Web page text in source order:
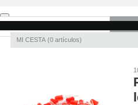
MI CESTA 0 artículos